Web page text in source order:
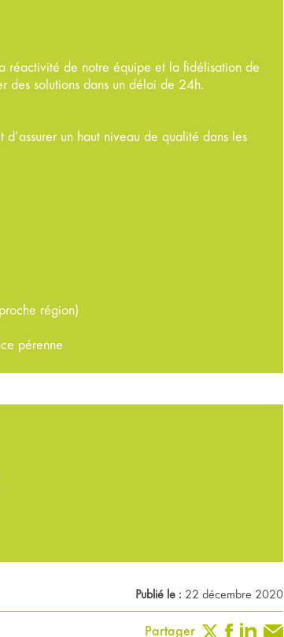
réactivité de notre équipe et la fidélisation de
des solutions dans un délai de 24h.
un haut niveau de qualité dans les
région)
pérenne
Publié le : 22 décembre 2020
Partager